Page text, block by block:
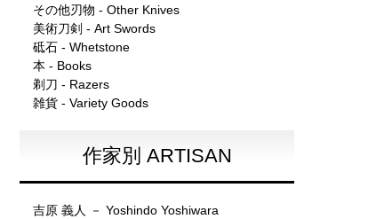
その他刃物 - Other Knives
美術刀剣 - Art Swords
砥石 - Whetstone
本 - Books
剃刀 - Razers
雑貨 - Variety Goods
作家別 ARTISAN
吉原 義人 － Yoshindo Yoshiwara